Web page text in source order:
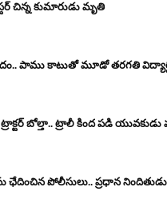
చిన్న కుమారుడు మృతి
పాము కాటుతో మూడో తరగతి
బోల్తా.. ట్రాలీ కింద పడి యువకుడు
ఛేదించిన పోలీసులు.. ప్రధాన నిందితుడు